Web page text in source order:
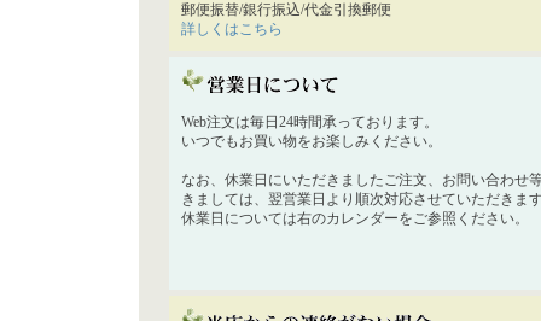
郵便振替/銀行振込/代金引換郵便
詳しくはこちら
Web注文は毎日24時間承っております。
いつでもお買い物をお楽しみください。
なお、休業日にいただきましたご注文、お問い合わせ
きましては、翌営業日より順次対応させていただきま
休業日については右のカレンダーをご参照ください。